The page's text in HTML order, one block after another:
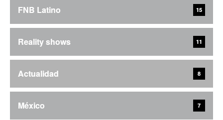
FNB Latino 15
Reality shows 11
Actualidad 8
México 7